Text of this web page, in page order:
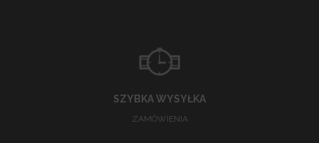
SZYBKA WYSYŁKA
ZAMÓWIENIA